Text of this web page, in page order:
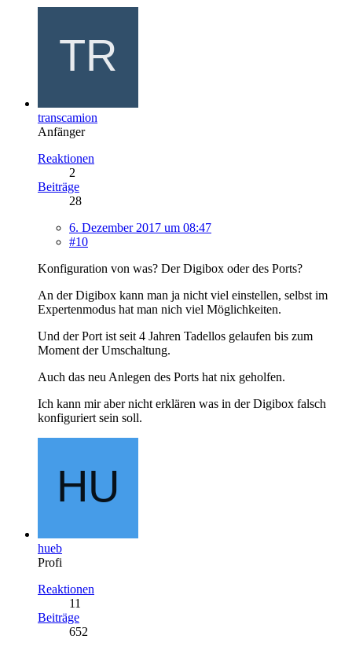
transcamion
Anfänger
Reaktionen
2
Beiträge
28
6. Dezember 2017 um 08:47
#10
Konfiguration von was? Der Digibox oder des Ports?
An der Digibox kann man ja nicht viel einstellen, selbst im
Expertenmodus hat man nich viel Möglichkeiten.
Und der Port ist seit 4 Jahren Tadellos gelaufen bis zum
Moment der Umschaltung.
Auch das neu Anlegen des Ports hat nix geholfen.
Ich kann mir aber nicht erklären was in der Digibox falsch
konfiguriert sein soll.
hueb
Profi
Reaktionen
11
Beiträge
652